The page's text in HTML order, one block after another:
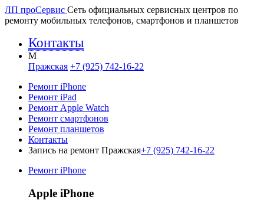
ЛП проСервис Сеть официальных сервисных центров по
ремонту мобильных телефонов, смартфонов и планшетов
Контакты
M
Пражская +7 (925) 742-16-22
Ремонт iPhone
Ремонт iPad
Ремонт Apple Watch
Ремонт смартфонов
Ремонт планшетов
Контакты
Запись на ремонт Пражская+7 (925) 742-16-22
Ремонт iPhone
Apple iPhone